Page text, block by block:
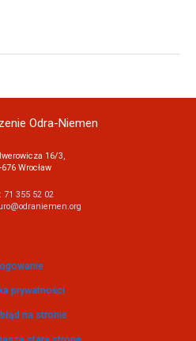
Odra-Niemen
16/3,
676 Wrocław
71 355 52 02
prywatności
na stronie